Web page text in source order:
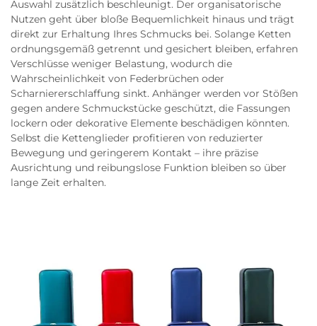
Auswahl zusätzlich beschleunigt. Der organisatorische
Nutzen geht über bloße Bequemlichkeit hinaus und trägt
direkt zur Erhaltung Ihres Schmucks bei. Solange Ketten
ordnungsgemäß getrennt und gesichert bleiben, erfahren
Verschlüsse weniger Belastung, wodurch die
Wahrscheinlichkeit von Federbrüchen oder
Scharniererschlaffung sinkt. Anhänger werden vor Stößen
gegen andere Schmuckstücke geschützt, die Fassungen
lockern oder dekorative Elemente beschädigen könnten.
Selbst die Kettenglieder profitieren von reduzierter
Bewegung und geringerem Kontakt – ihre präzise
Ausrichtung und reibungslose Funktion bleiben so über
lange Zeit erhalten.